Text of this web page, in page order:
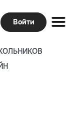
Войти